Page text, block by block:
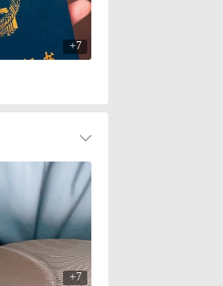
+7
+7